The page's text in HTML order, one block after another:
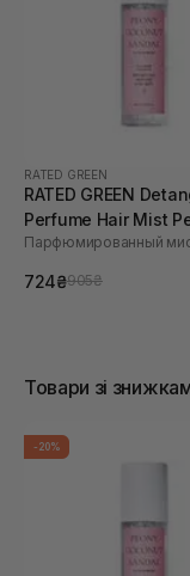
RATED GREEN
RATED GREEN
Perfume Hair Mist
Coconut-Sandal
724₴905₴
Товари зі
-20%